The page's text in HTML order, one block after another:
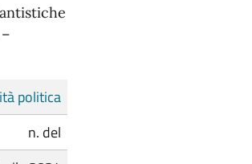
politica
n. del